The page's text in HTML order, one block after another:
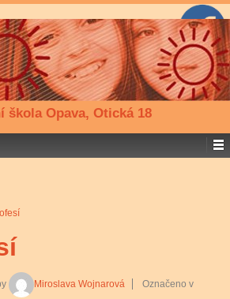
škola Opava, Otická 18
Miroslava Wojnarová
Označeno v